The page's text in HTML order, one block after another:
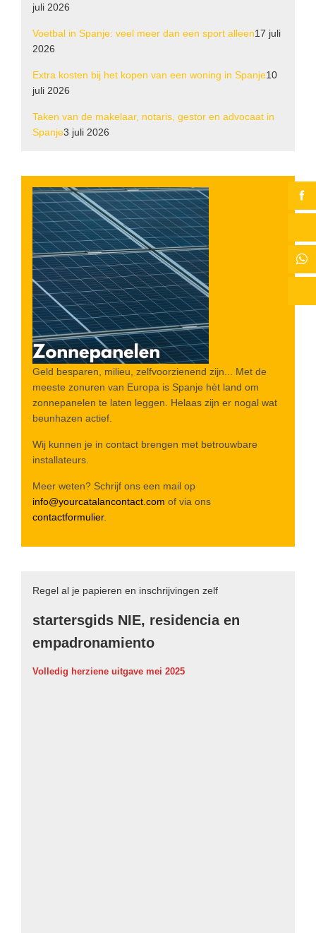
juli 2026
Voetbal in Spanje: veel meer dan een sport alleen17 juli
2026
Extra kosten bij het kopen van een woning in Spanje10
juli 2026
Taken van de makelaar, notaris, gestor en advocaat in
Spanje3 juli 2026
Geld besparen, milieu, zelfvoorzienend zijn... Met de
meeste zonuren van Europa is Spanje hèt land om
zonnepanelen te laten leggen. Helaas zijn er nogal wat
beunhazen actief.
Wij kunnen je in contact brengen met betrouwbare
installateurs.
Meer weten? Schrijf ons een mail op
info@yourcatalancontact.com of via ons
contactformulier.
Regel al je papieren en inschrijvingen zelf
startersgids NIE, residencia en
empadronamiento
Volledig herziene uitgave mei 2025